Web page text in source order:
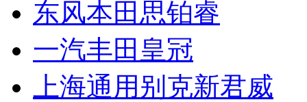
东风本田思铂睿
一汽丰田皇冠
上海通用别克新君威